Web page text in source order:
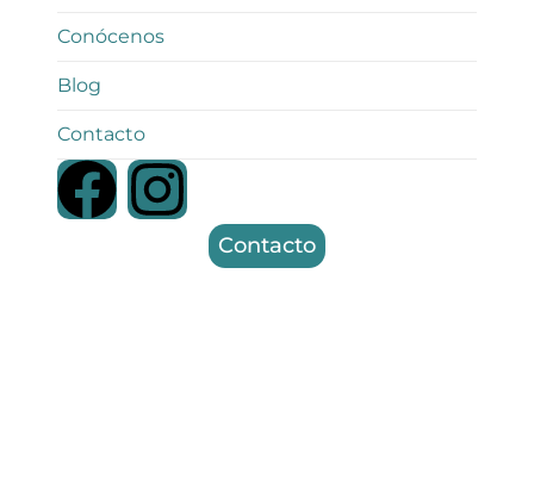
Conócenos
Blog
Contacto
Contacto